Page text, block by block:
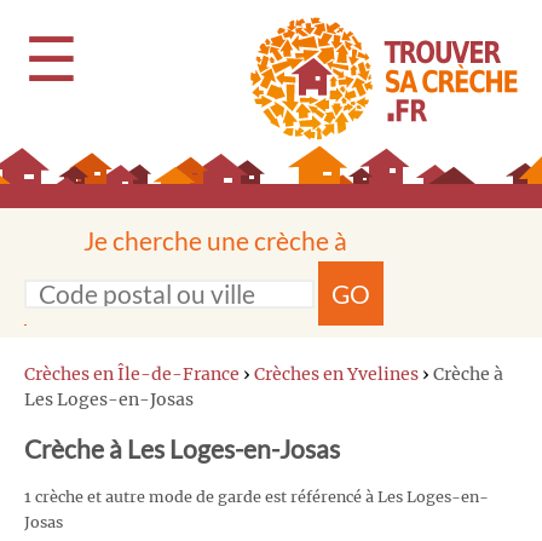
☰
Je cherche une crèche à
GO
Crèches en Île-de-France › Crèches en Yvelines › Crèche à
Les Loges-en-Josas
Crèche à Les Loges-en-Josas
1 crèche et autre mode de garde est référencé à Les Loges-en-
Josas